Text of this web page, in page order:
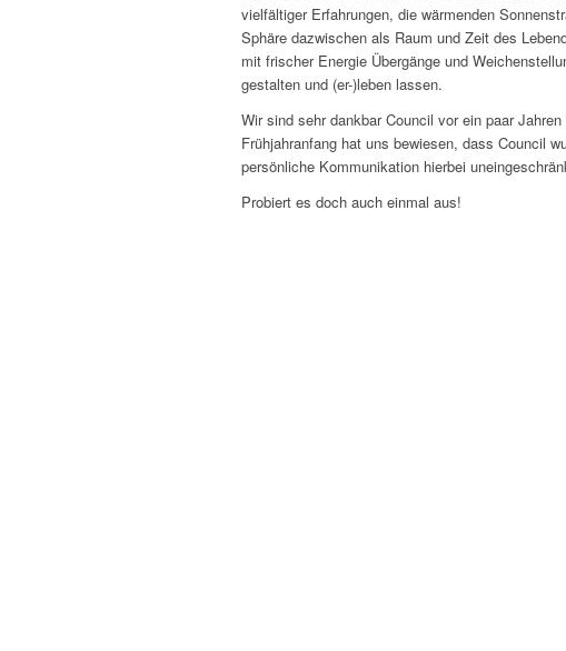
vielfältiger Erfahrungen, die wärmenden
Sphäre dazwischen als Raum und Zeit des
mit frischer Energie Übergänge und
gestalten und (er-)leben lassen.
Wir sind sehr dankbar Council vor ein paar
Frühjahranfang hat uns bewiesen, dass Council
persönliche Kommunikation hierbei
Probiert es doch auch einmal aus!